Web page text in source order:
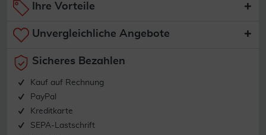
Ihre Vorteile
Unvergleichliche Angebote
Sicheres Bezahlen
Kauf auf Rechnung
PayPal
Kreditkarte
SEPA-Lastschrift